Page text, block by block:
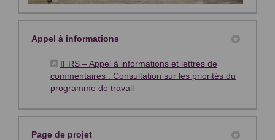
Appel à informations
IFRS – Appel à informations et lettres de
commentaires : Consultation sur les priorités du
programme de travail
Page de projet